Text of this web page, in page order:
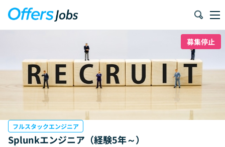
募集停止
フルスタックエンジニア
Splunkエンジニア（経験5年～）